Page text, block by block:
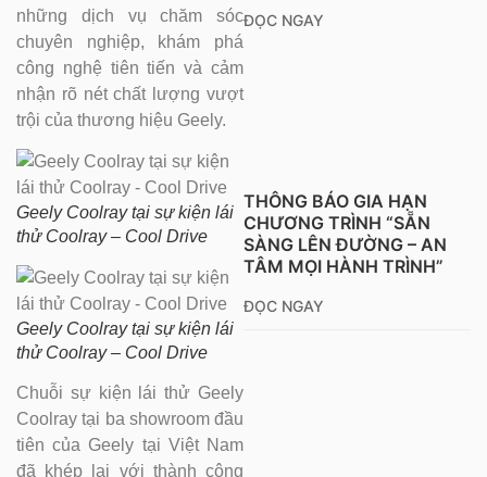
những dịch vụ chăm sóc
chuyên nghiệp, khám phá
công nghệ tiên tiến và cảm
nhận rõ nét chất lượng vượt
trội của thương hiệu Geely.
Geely Coolray tại sự kiện lái
thử Coolray – Cool Drive
Geely Coolray tại sự kiện lái
thử Coolray – Cool Drive
Chuỗi sự kiện lái thử Geely
Coolray tại ba showroom đầu
tiên của Geely tại Việt Nam
đã khép lại với thành công
ĐỌC NGAY
THÔNG BÁO GIA HẠN
CHƯƠNG TRÌNH “SẴN
SÀNG LÊN ĐƯỜNG – AN
TÂM MỌI HÀNH TRÌNH”
ĐỌC NGAY